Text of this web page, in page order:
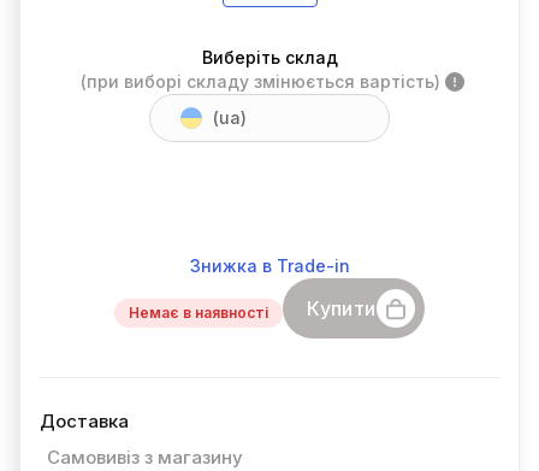
Виберіть склад
(при виборі складу змінюється вартість)
(ua)
Знижка в Trade-in
Немає в наявності Купити
Доставка
Самовивіз з магазину